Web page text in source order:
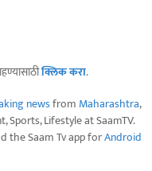
क्लिक करा.
newsfrom Maharashtra,
Sports, Lifestyle at SaamTV.
the Saam Tv app forAndroid